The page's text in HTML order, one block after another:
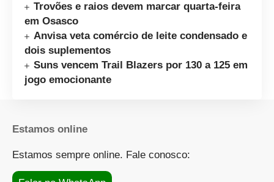
Trovões e raios devem marcar quarta-feira
em Osasco
Anvisa veta comércio de leite condensado e
dois suplementos
Suns vencem Trail Blazers por 130 a 125 em
jogo emocionante
Estamos online
Estamos sempre online. Fale conosco: